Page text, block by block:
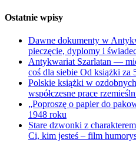
Ostatnie wpisy
Dawne dokumenty w
pieczęcie, dyplomy i
Antykwariat Szarlatan —
coś dla siebie Od książki za
Polskie książki w
współczesne prace
„Poproszę o papier do
1948 roku
Stare dzwonki z
Ci, kim jesteś – film